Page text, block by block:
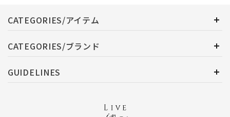
CATEGORIES/アイテム
CATEGORIES/ブランド
GUIDELINES